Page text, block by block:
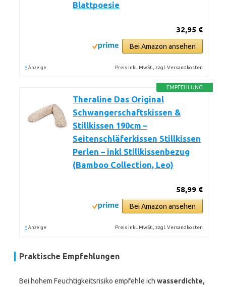
Blattpoesie
32,95 €
Bei Amazon ansehen
* Anzeige Preis inkl. MwSt., zzgl. Versandkosten
EMPFEHLUNG
Theraline Das Original
Schwangerschaftskissen &
Stillkissen 190cm –
Seitenschläferkissen Stillkissen
Perlen – inkl Stillkissenbezug
(Bamboo Collection, Leo)
58,99 €
Bei Amazon ansehen
* Anzeige Preis inkl. MwSt., zzgl. Versandkosten
Praktische Empfehlungen
Bei hohem Feuchtigkeitsrisiko empfehle ich wasserdichte,